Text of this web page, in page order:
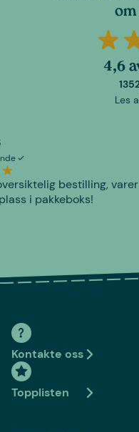
4,6
Les
bestilling, varer
i pakkeboks!
Kontakte oss
Topplisten